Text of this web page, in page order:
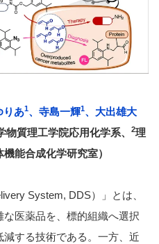
りあ1、寺島一輝1、大出雄大
物質理工学院応用化学系、 2理
能合成化学研究室）
System, DDS）」とは、
医薬品を、標的組織へ選択
する技術である。一方、近